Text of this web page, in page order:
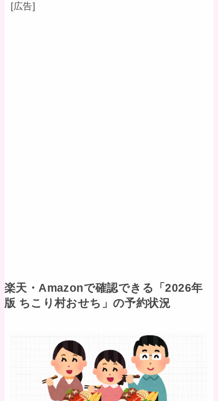
[広告]
楽天・Amazonで確認できる「2026年
版 ちこり村おせち」の予約状況